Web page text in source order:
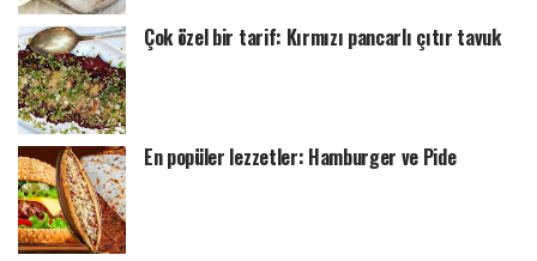
Çok özel bir tarif: Kırmızı pancarlı çıtır tavuk
En popüler lezzetler: Hamburger ve Pide